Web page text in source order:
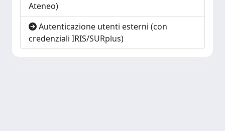
Ateneo)
Autenticazione utenti esterni (con
credenziali IRIS/SURplus)